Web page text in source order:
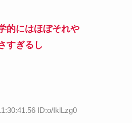
的にはほぼそれや
すぎるし
ID:o/IklLzg0